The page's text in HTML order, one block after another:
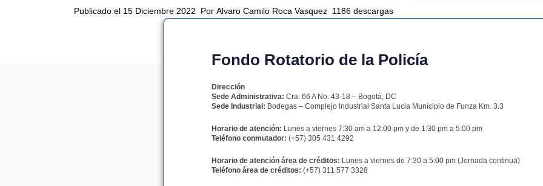
Publicado el 15 Diciembre 2022 Por Alvaro Camilo Roca Vasquez 1186 descargas
Fondo Rotatorio de la Policía
Dirección
Sede Administrativa: Cra. 66 A No. 43-18 – Bogotá, DC
Sede Industrial: Bodegas – Complejo Industrial Santa Lucia Municipio de Funza Km. 3.3
Horario de atención: Lunes a viernes 7:30 am a 12:00 pm y de 1:30 pm a 5:00 pm
Teléfono conmutador: (+57) 305 431 4292
Horario de atención área de créditos: Lunes a viernes de 7:30 a 5:00 pm (Jornada continua)
Teléfono área de créditos: (+57) 311 577 3328